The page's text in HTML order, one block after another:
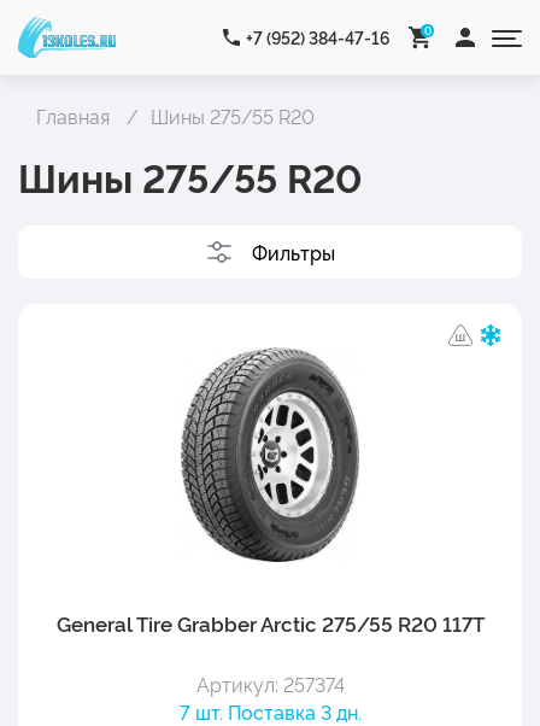
+7 (952) 384-47-16 0
Главная Шины 275/55 R20
Шины 275/55 R20
Фильтры
General Tire Grabber Arctic 275/55 R20 117T
Артикул: 257374
7 шт. Поставка 3 дн.